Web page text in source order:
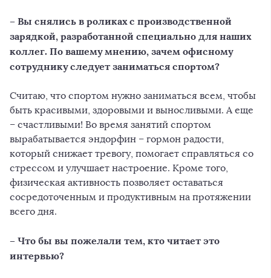
– Вы снялись в роликах с производственной
зарядкой, разработанной специально для наших
коллег. По вашему мнению, зачем офисному
сотруднику следует заниматься спортом?
Считаю, что спортом нужно заниматься всем, чтобы
быть красивыми, здоровыми и выносливыми. А еще
– счастливыми! Во время занятий спортом
вырабатывается эндорфин – гормон радости,
который снижает тревогу, помогает справляться со
стрессом и улучшает настроение. Кроме того,
физическая активность позволяет оставаться
сосредоточенным и продуктивным на протяжении
всего дня.
– Что бы вы пожелали тем, кто читает это
интервью?